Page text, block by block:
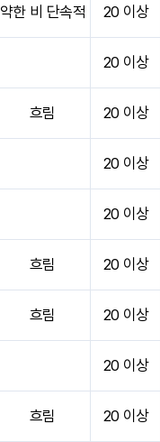
약한 비 단속적 20 이상
20 이상
흐림 20 이상
20 이상
20 이상
흐림 20 이상
흐림 20 이상
20 이상
흐림 20 이상